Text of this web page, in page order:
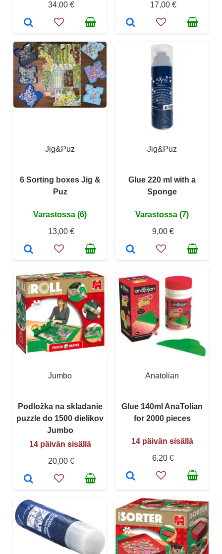
34,00 €
17,00 €
Jig&Puz
6 Sorting boxes Jig &
Puz
Varastossa (6)
13,00 €
Jig&Puz
Glue 220 ml with a
Sponge
Varastossa (7)
9,00 €
Jumbo
Podložka na skladanie
puzzle do 1500 dielikov
Jumbo
14 päivän sisällä
20,00 €
Anatolian
Glue 140ml AnaTolian
for 2000 pieces
14 päivän sisällä
6,20 €